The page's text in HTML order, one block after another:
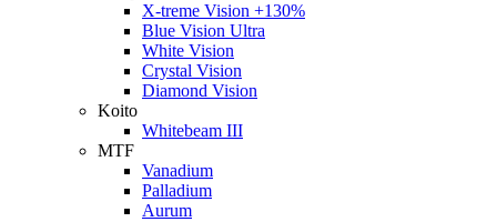
X-treme Vision +130%
Blue Vision Ultra
White Vision
Crystal Vision
Diamond Vision
Koito
Whitebeam III
MTF
Vanadium
Palladium
Aurum